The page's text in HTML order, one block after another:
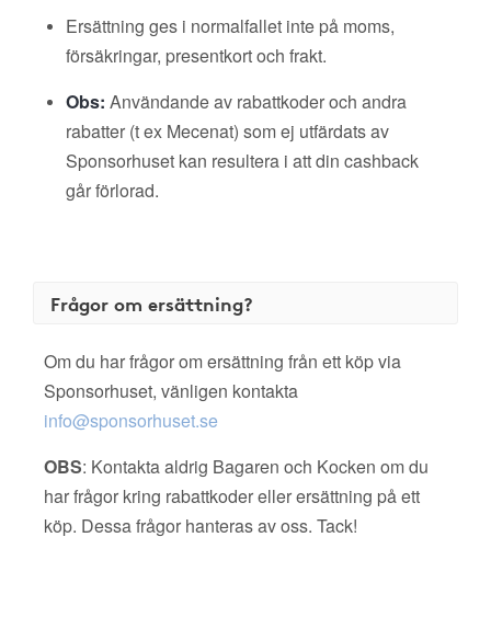
Ersättning ges i normalfallet inte på moms,
försäkringar, presentkort och frakt.
Obs: Användande av rabattkoder och andra
rabatter (t ex Mecenat) som ej utfärdats av
Sponsorhuset kan resultera i att din cashback
går förlorad.
Frågor om ersättning?
Om du har frågor om ersättning från ett köp via
Sponsorhuset, vänligen kontakta
info@sponsorhuset.se
OBS: Kontakta aldrig Bagaren och Kocken om du
har frågor kring rabattkoder eller ersättning på ett
köp. Dessa frågor hanteras av oss. Tack!